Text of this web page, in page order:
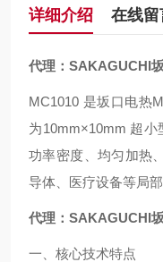
详细介绍 在线留
代理：SAKAGUCHI
MC1010 是坂口电热
为10mm×10mm 超
功率密度、均匀加热
导体、医疗设备等局
代理：SAKAGUCHI
一、核心技术特点